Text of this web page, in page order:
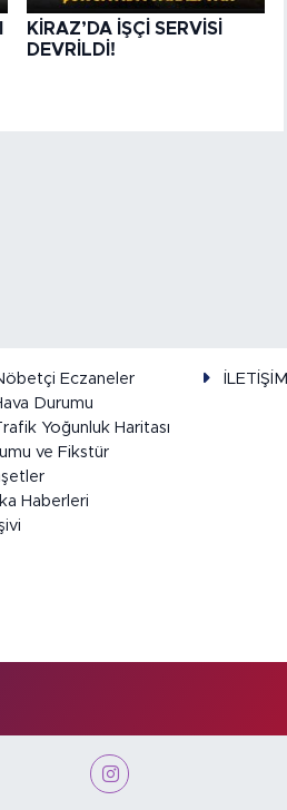
KİRAZ’DA İŞÇİ SERVİSİ
DEVRİLDİ!
Eczaneler
Durumu
Yoğunluk Haritası
ve Fikstür
Haberleri
İLETİŞİM